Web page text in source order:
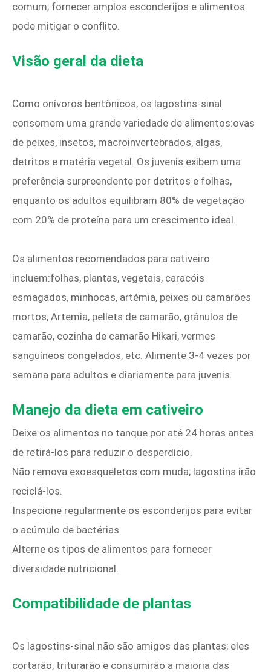
comum; fornecer amplos esconderijos e alimentos
pode mitigar o conflito.
Visão geral da dieta
Como onívoros bentônicos, os lagostins-sinal
consomem uma grande variedade de alimentos:ovas
de peixes, insetos, macroinvertebrados, algas,
detritos e matéria vegetal. Os juvenis exibem uma
preferência surpreendente por detritos e folhas,
enquanto os adultos equilibram 80% de vegetação
com 20% de proteína para um crescimento ideal.
Os alimentos recomendados para cativeiro
incluem:folhas, plantas, vegetais, caracóis
esmagados, minhocas, artémia, peixes ou camarões
mortos, Artemia, pellets de camarão, grânulos de
camarão, cozinha de camarão Hikari, vermes
sanguíneos congelados, etc. Alimente 3-4 vezes por
semana para adultos e diariamente para juvenis.
Manejo da dieta em cativeiro
Deixe os alimentos no tanque por até 24 horas antes
de retirá-los para reduzir o desperdício.
Não remova exoesqueletos com muda; lagostins irão
reciclá-los.
Inspecione regularmente os esconderijos para evitar
o acúmulo de bactérias.
Alterne os tipos de alimentos para fornecer
diversidade nutricional.
Compatibilidade de plantas
Os lagostins-sinal não são amigos das plantas; eles
cortarão, triturarão e consumirão a maioria das